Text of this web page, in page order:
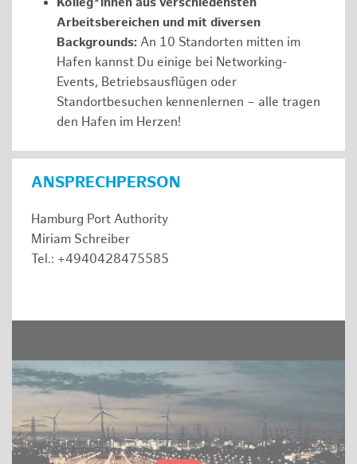
Arbeitsbereichen und mit diversen
Backgrounds: An 10 Standorten mitten im
Hafen kannst Du einige bei Networking-
Events, Betriebsausflügen oder
Standortbesuchen kennenlernen – alle tragen
den Hafen im Herzen!
ANSPRECHPERSON
Hamburg Port Authority
Miriam Schreiber
Tel.: +4940428475585